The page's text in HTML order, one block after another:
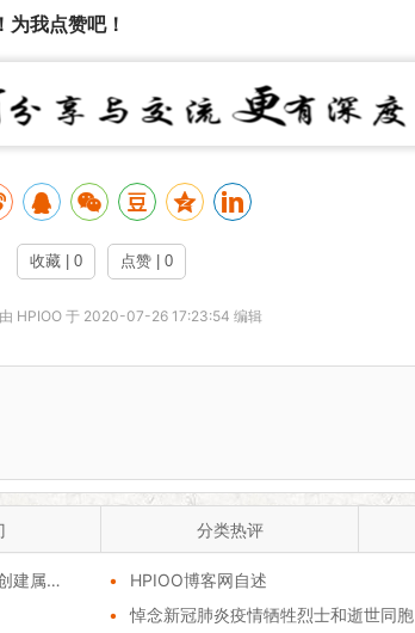
为我点赞吧！
收藏 | 0 点赞 | 0
HPIOO 于 2020-07-26 17:23:54 编辑
分类热评
空间！ •
HPIOO博客网自述
•
悼念新冠肺炎疫情牺牲烈士和逝世同胞